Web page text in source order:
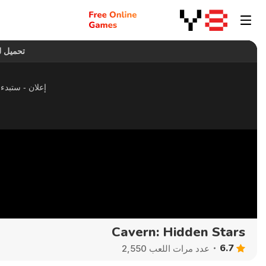
Cavern: Hidden Stars
6.7 عدد مرات اللعب 2,550